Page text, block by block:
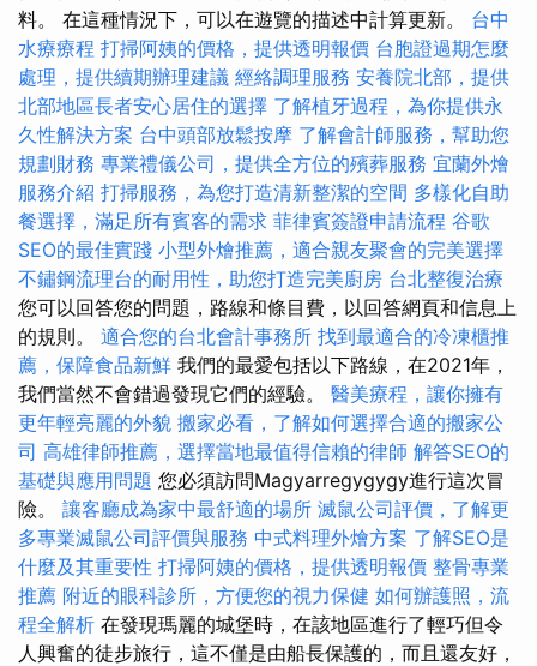
料。 在這種情況下，可以在遊覽的描述中計算更新。 台中
水療療程 打掃阿姨的價格，提供透明報價 台胞證過期怎麼
處理，提供續期辦理建議 經絡調理服務 安養院北部，提供
北部地區長者安心居住的選擇 了解植牙過程，為你提供永
久性解決方案 台中頭部放鬆按摩 了解會計師服務，幫助您
規劃財務 專業禮儀公司，提供全方位的殯葬服務 宜蘭外燴
服務介紹 打掃服務，為您打造清新整潔的空間 多樣化自助
餐選擇，滿足所有賓客的需求 菲律賓簽證申請流程 谷歌
SEO的最佳實踐 小型外燴推薦，適合親友聚會的完美選擇
不鏽鋼流理台的耐用性，助您打造完美廚房 台北整復治療
您可以回答您的問題，路線和條目費，以回答網頁和信息上
的規則。 適合您的台北會計事務所 找到最適合的冷凍櫃推
薦，保障食品新鮮 我們的最愛包括以下路線，在2021年，
我們當然不會錯過發現它們的經驗。 醫美療程，讓你擁有
更年輕亮麗的外貌 搬家必看，了解如何選擇合適的搬家公
司 高雄律師推薦，選擇當地最值得信賴的律師 解答SEO的
基礎與應用問題 您必須訪問Magyarregygygy進行這次冒
險。 讓客廳成為家中最舒適的場所 滅鼠公司評價，了解更
多專業滅鼠公司評價與服務 中式料理外燴方案 了解SEO是
什麼及其重要性 打掃阿姨的價格，提供透明報價 整骨專業
推薦 附近的眼科診所，方便您的視力保健 如何辦護照，流
程全解析 在發現瑪麗的城堡時，在該地區進行了輕巧但令
人興奮的徒步旅行，這不僅是由船長保護的，而且還友好，